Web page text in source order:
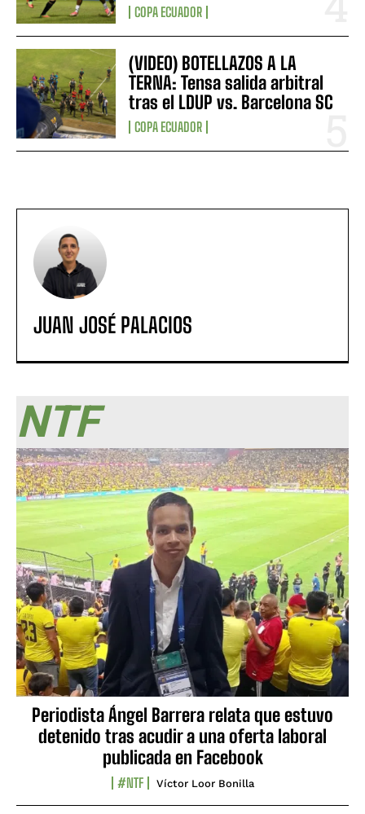
COPA ECUADOR
(VIDEO) BOTELLAZOS A LA
TERNA: Tensa salida arbitral
tras el LDUP vs. Barcelona SC
COPA ECUADOR
JUAN JOSÉ PALACIOS
NTF
Periodista Ángel Barrera relata que estuvo
detenido tras acudir a una oferta laboral
publicada en Facebook
#NTF Víctor Loor Bonilla